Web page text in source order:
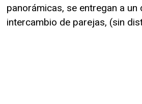
panorámicas, se entregan a un
intercambio de parejas, (sin